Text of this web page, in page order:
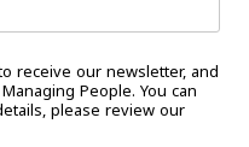
receive our newsletter, and
People. You can
please review our